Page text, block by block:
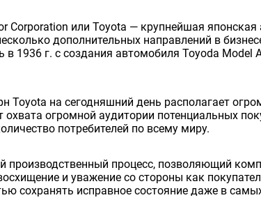
Corporation или Toyota — крупнейшая
дополнительных направлений в
в 1936 г. с создания автомобиля Toyoda
Toyota на сегодняшний день располагает
охвата огромной аудитории потенциальных
потребителей по всему миру.
производственный процесс, позволяющий
и уважение со стороны как
сохранять исправное состояние даже в